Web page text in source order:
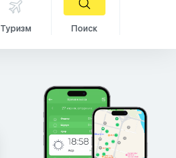
Туризм Поиск